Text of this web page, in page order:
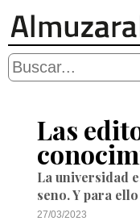
Las
La universidad
seno. Y para
27/03/2023